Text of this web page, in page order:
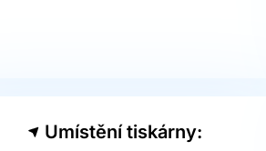
Umístění tiskárny: